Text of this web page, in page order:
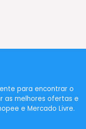
para encontrar o
as melhores ofertas e
e Mercado Livre.